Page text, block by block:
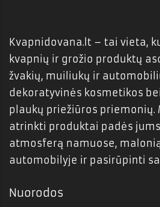
Kvapnidovana.lt – tai vieta,
kvapnių ir grožio produktų
žvakių, muiliukų ir
dekoratyvinės kosmetikos
plaukų priežiūros priemonių.
atrinkti produktai padės
atmosferą namuose,
automobilyje ir pasirūpinti
Nuorodos